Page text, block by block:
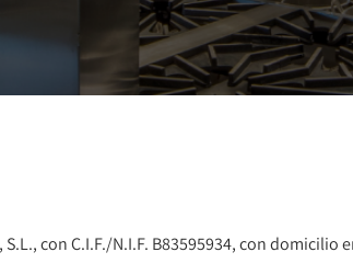
con C.I.F./N.I.F. B83595934, con